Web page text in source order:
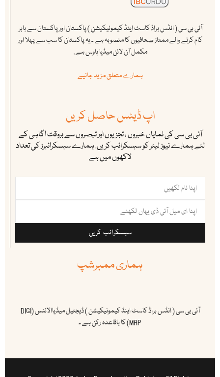
آئی بی سی ( انڈس براڈ کاسٹ اینڈ کیمونیکیشن ) پاکستان اور پاکستان سے باہر
کام کرنے والے ممتاز صحافیوں کا منصوبہ ہے ۔ یہ پاکستان کا سب سے پہلا اور
مکمل آن لائن میڈیا ہاوس ہے .
ہمارے متعلق مزید جانیے
اپ ڈیٹس حاصل کریں
آئی بی سی کی نمایاں خبروں ، تجزیوں اور تبصروں سے بروقت اگاہی کے
لئے ہمارے نیوز لیٹر کو سبسکرائب کریں. ہمارے سبسکرائبرز کی تعداد
لاکھوں میں ہے
سبسکرائب کریں
ہماری ممبرشپ
آئی بی سی ( انڈس براڈ کاسٹ اینڈ کیمونیکیشن ) ڈیجٹیل میڈیاالائنس (DIGI
MAP) کا باقاعدہ رکن ہے ۔